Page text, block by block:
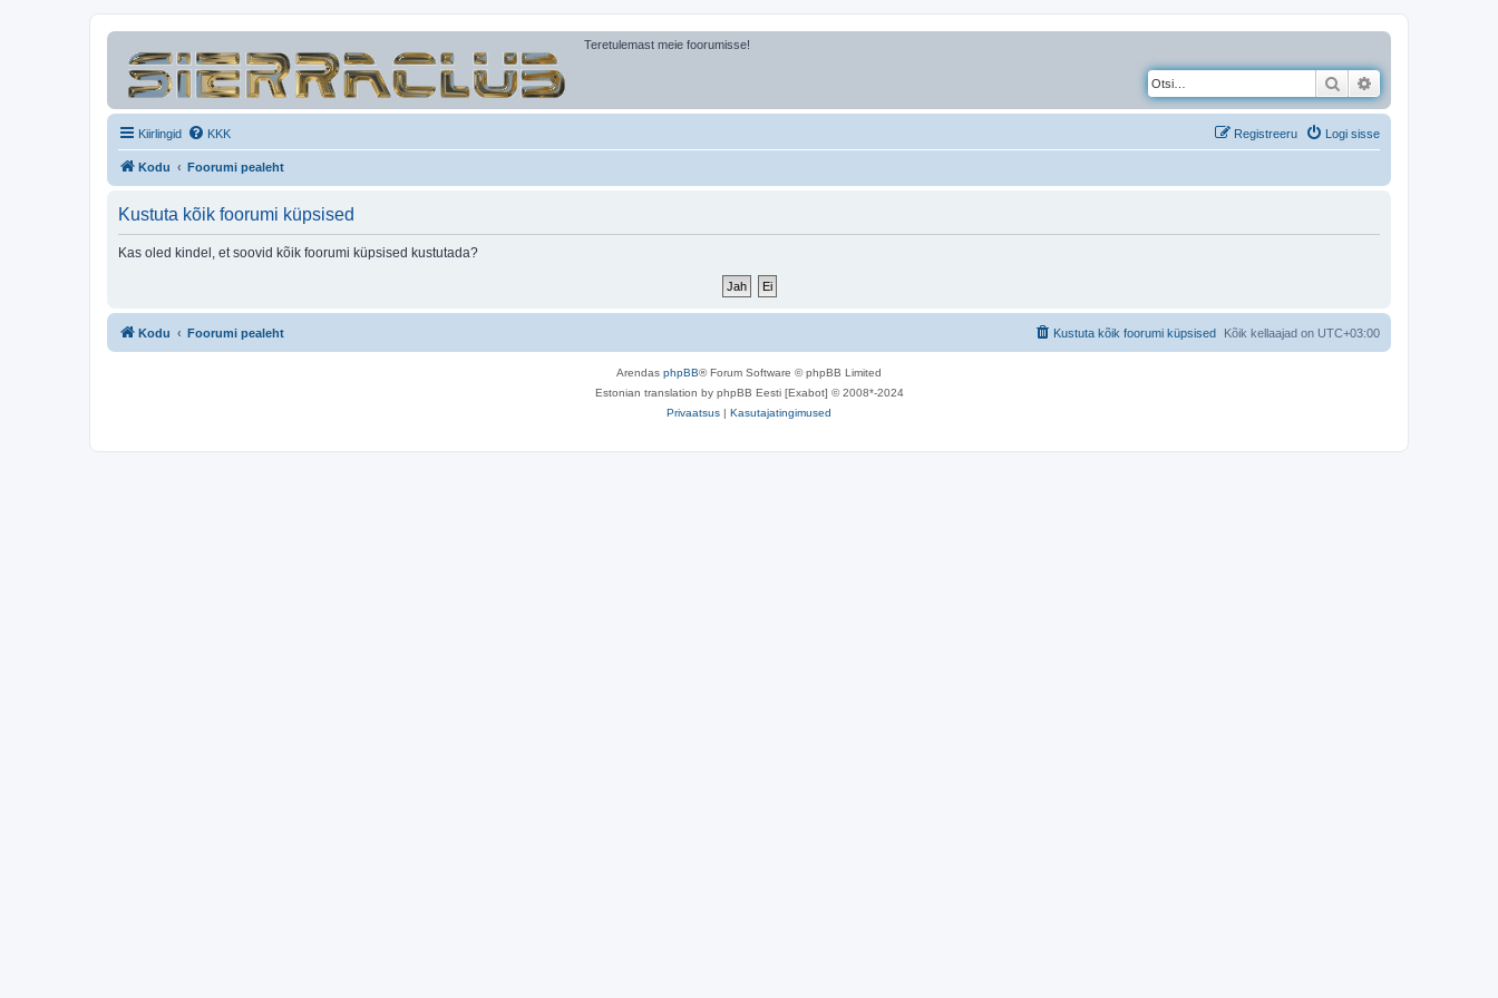
Teretulemast meie foorumisse!
Otsi
Kiirlingid KKK Logi sisse
Registreeru
Kodu Foorumi pealeht
Kustuta kõik foorumi küpsised
Kas oled kindel, et soovid kõik foorumi küpsised kustutada?
Kodu Foorumi pealeht Kõik kellaajad on UTC+03:00
Kustuta kõik foorumi küpsised
Arendas phpBB® Forum Software © phpBB Limited
Estonian translation by phpBB Eesti [Exabot] © 2008*-2024
Privaatsus | Kasutajatingimused